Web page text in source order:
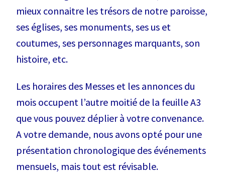
mieux connaitre les trésors de notre paroisse,
ses églises, ses monuments, ses us et
coutumes, ses personnages marquants, son
histoire, etc.
Les horaires des Messes et les annonces du
mois occupent l’autre moitié de la feuille A3
que vous pouvez déplier à votre convenance.
A votre demande, nous avons opté pour une
présentation chronologique des événements
mensuels, mais tout est révisable.